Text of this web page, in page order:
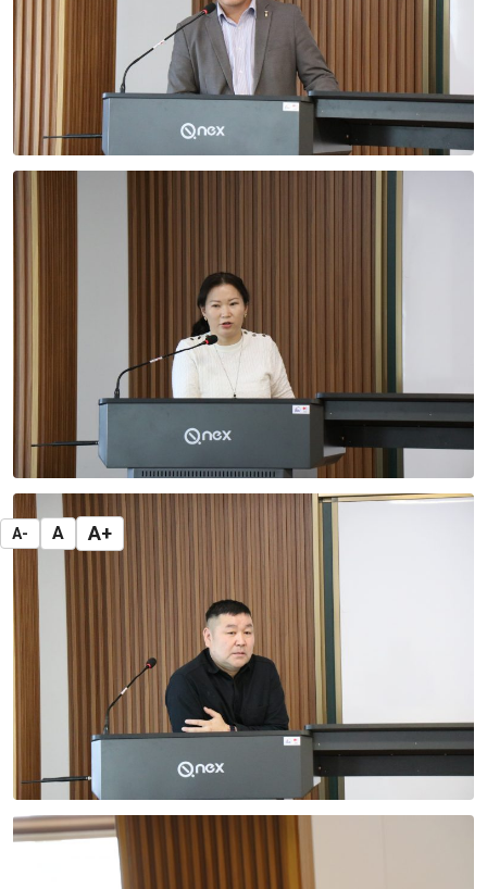
A- A A+